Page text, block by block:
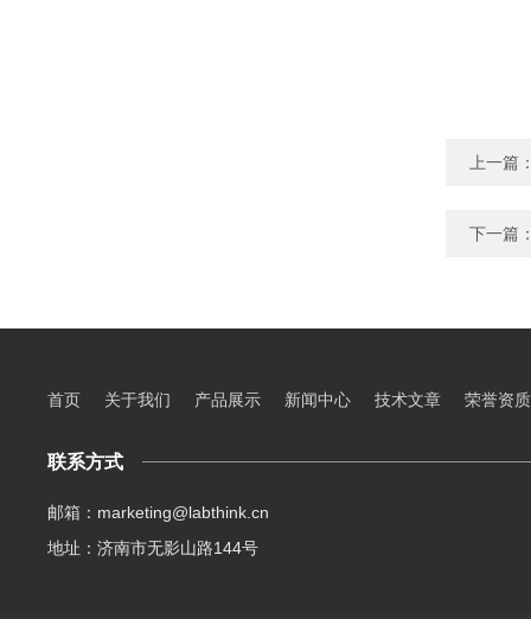
上一篇
下一篇
首页 关于我们 产品展示 新闻中心 技术文章 荣誉资质
联系方式
邮箱：marketing@labthink.cn
地址：济南市无影山路144号